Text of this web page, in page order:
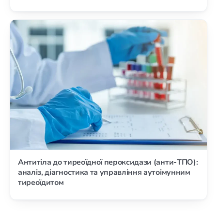
Антитіла до тиреоїдної пероксидази (анти-ТПО):
аналіз, діагностика та управління аутоімунним
тиреоїдитом